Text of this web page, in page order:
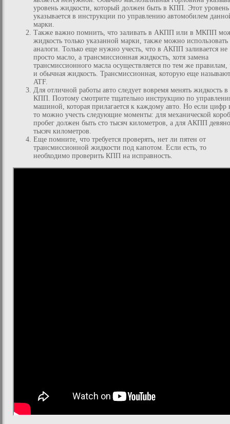
уровень жидкости, который должен быть в КПП. Этот уровень
указывается в инструкции по управлению автомобилем
марки.
Также важно помнить, что заливать в АКПП или в МКПП
жидкость только указанной марки, также можно использовать
аналоги. Только еще нужно учесть, что в АКПП заливается не
просто масло, а трансмиссионная жидкость, хотя замена
трансмиссионного масла осуществляется по тем же правилам,
и обычная жидкость. Трансмиссионная, которую еще называют
ATF.
Для отличной работы авто следует вовремя менять жидкость в
КПП. Поэтому смотрите тщательно инструкцию по
машиной, которая прилагается к каждому авто. Но если цифр
то можно учесть следующие моменты: для механической
пробег должен быть сто тысяч километров, а для АКПП
тысяч километров.
Еще помните, что требуется проверять, нет ли пятен от
трансмиссионной жидкости под капотом. Если есть, то
необходимо проверить КПП на исправность.